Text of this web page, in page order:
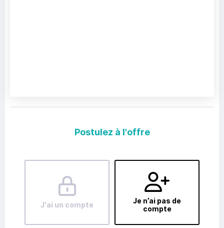
Postulez à l'offre
J'ai un compte
Je n’ai pas de
compte